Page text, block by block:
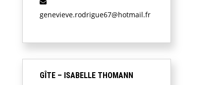
genevieve.rodrigue67@hotmail.fr
GÎTE – ISABELLE THOMANN